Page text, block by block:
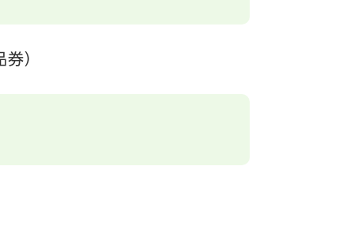
券）